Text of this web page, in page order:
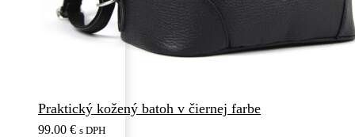
Praktický kožený batoh v čiernej farbe
99.00 € s DPH